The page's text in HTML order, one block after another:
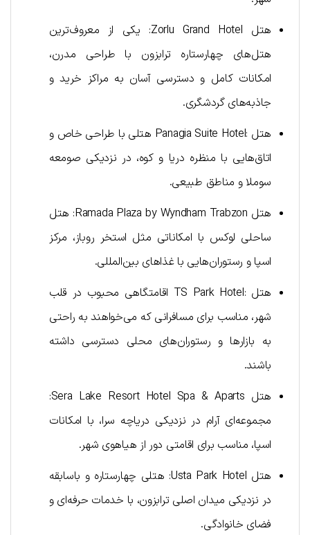
هتل Zorlu Grand Hotel: یکی از معروف‌ترین
هتل‌های چهارستاره ترابزون با طراحی مدرن،
امکانات کامل و دسترسی آسان به مراکز خرید و
جاذبه‌های گردشگری.
هتل :Panagia Suite Hotel هتلی با طراحی خاص و
اتاق‌هایی با منظره دریا و کوه، در نزدیکی صومعه
سوملا و مناطق طبیعی.
هتل Ramada Plaza by Wyndham Trabzon: هتل
ساحلی لوکس با امکاناتی مثل استخر روباز، مرکز
اسپا و رستوران‌هایی با غذاهای بین‌المللی.
هتل :TS Park Hotel اقامتگاهی محبوب در قلب
شهر، مناسب برای مسافرانی که می‌خواهند به راحتی
به بازارها و رستوران‌های محلی دسترسی داشته
باشند.
هتل Sera Lake Resort Hotel Spa & Aparts:
مجموعه‌ای آرام در نزدیکی دریاچه سرا، با امکانات
اسپا، مناسب برای اقامتی دور از هیاهوی شهر.
هتل Usta Park Hotel: هتلی چهارستاره و باسابقه
در نزدیکی میدان اصلی ترابزون، با خدمات حرفه‌ای و
فضای خانوادگی.